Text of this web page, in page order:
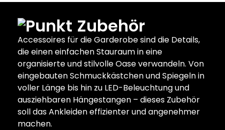
Zubehör
Accessoires für die Garderobe sind die Details,
die einen einfachen Stauraum in eine
organisierte und stilvolle Oase verwandeln. Von
eingebauten Schmuckkästchen und Spiegeln in
voller Länge bis hin zu LED-Beleuchtung und
ausziehbaren Hängestangen – dieses Zubehör
soll das Ankleiden effizienter und angenehmer
machen.